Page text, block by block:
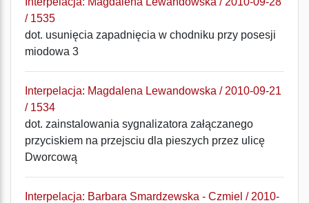
/ 1535
dot. usunięcia zapadnięcia w chodniku przy posesji
miodowa 3
Interpelacja: Magdalena Lewandowska / 2010-09-21
/ 1534
dot. zainstalowania sygnalizatora załączanego
przyciskiem na przejsciu dla pieszych przez ulicę
Dworcową
Interpelacja: Barbara Smardzewska - Czmiel / 2010-